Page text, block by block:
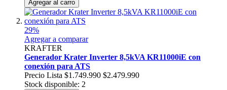
Agregar al carro
29%
Agregar a comparar
KRAFTER
Generador Krater Inverter 8,5kVA KR11000iE con
conexión para ATS
Precio Lista $1.749.990 $2.479.990
Stock disponible: 2